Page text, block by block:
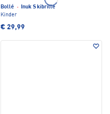
Bollé · Inuk Skibrille
Kinder
€ 29,99